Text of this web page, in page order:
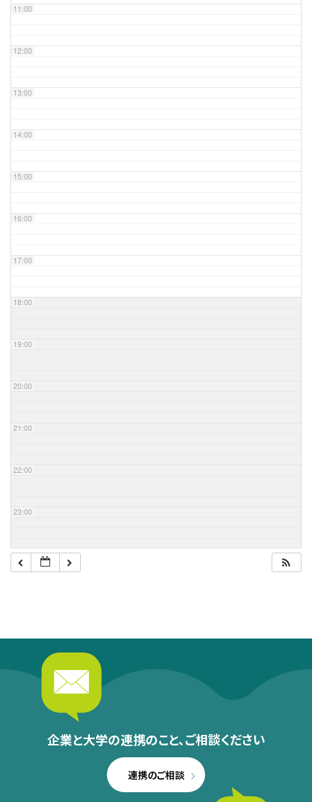
11:00
12:00
13:00
14:00
15:00
16:00
17:00
18:00
19:00
20:00
21:00
22:00
23:00
企業と大学の連携のこと、ご相談ください
連携のご相談